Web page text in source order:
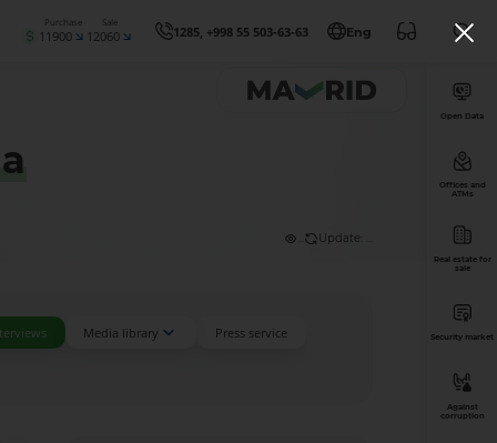
Purchase
11900
Sale
12060 1285, +998 55 503-63-63 Eng
Update: ...
Media library
Press service
Open Data
Offices and
ATMs
Real estate for
sale
Security market
Against
corruption